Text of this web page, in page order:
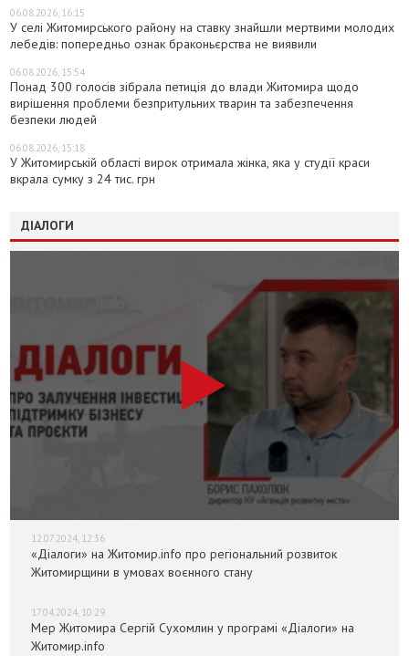
06.08.2026, 16:15
У селі Житомирського району на ставку знайшли мертвими молодих
лебедів: попередньо ознак браконьєрства не виявили
06.08.2026, 15:54
Понад 300 голосів зібрала петиція до влади Житомира щодо
вирішення проблеми безпритульних тварин та забезпечення
безпеки людей
06.08.2026, 15:18
У Житомирській області вирок отримала жінка, яка у студії краси
вкрала сумку з 24 тис. грн
ДІАЛОГИ
12.07.2024, 12:36
«Діалоги» на Житомир.info про регіональний розвиток
Житомирщини в умовах воєнного стану
17.04.2024, 10:29
Мер Житомира Сергій Сухомлин у програмі «Діалоги» на
Житомир.info